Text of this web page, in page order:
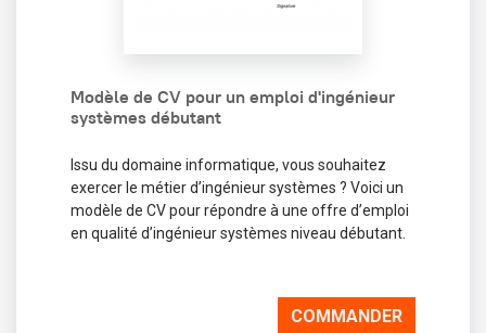
Modèle de CV pour un emploi d'ingénieur
systèmes débutant
Issu du domaine informatique, vous souhaitez
exercer le métier d’ingénieur systèmes ? Voici un
modèle de CV pour répondre à une offre d’emploi
en qualité d’ingénieur systèmes niveau débutant.
COMMANDER